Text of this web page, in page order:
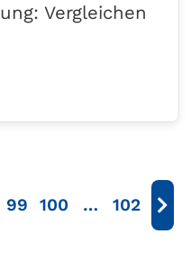
Vergleichen
99 100 … 102